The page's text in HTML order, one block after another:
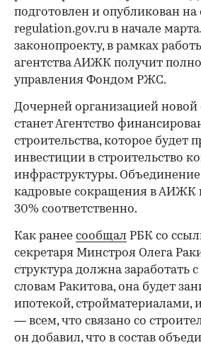
подготовлен и опубликован на
regulation.gov.ru в начале
законопроекту, в рамках
агентства АИЖК получит
управления Фондом РЖС.
Дочерней организацией новой
станет Агентство
строительства, которое будет
инвестиции в строительство
инфраструктуры. Объединение
кадровые сокращения в АИЖК
30% соответственно.
Как ранее сообщал РБК со
секретаря Минстроя Олега
структура должна заработать
словам Ракитова, она будет
ипотекой, стройматериалами,
— всем, что связано со
он добавил, что в состав